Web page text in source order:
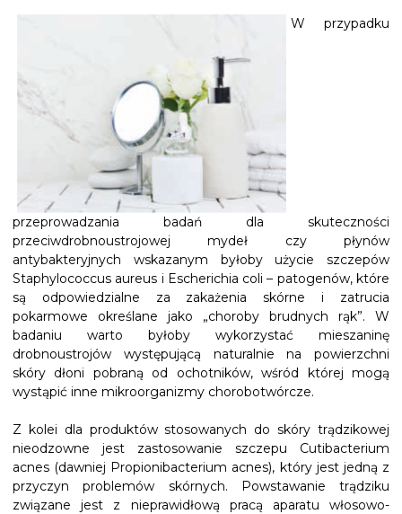
W przypadku
przeprowadzania badań dla skuteczności
przeciwdrobnoustrojowej mydeł czy płynów
antybakteryjnych wskazanym byłoby użycie szczepów
Staphylococcus aureus i Escherichia coli – patogenów, które
są odpowiedzialne za zakażenia skórne i zatrucia
pokarmowe określane jako „choroby brudnych rąk”. W
badaniu warto byłoby wykorzystać mieszaninę
drobnoustrojów występującą naturalnie na powierzchni
skóry dłoni pobraną od ochotników, wśród której mogą
wystąpić inne mikroorganizmy chorobotwórcze.
Z kolei dla produktów stosowanych do skóry trądzikowej
nieodzowne jest zastosowanie szczepu Cutibacterium
acnes (dawniej Propionibacterium acnes), który jest jedną z
przyczyn problemów skórnych. Powstawanie trądziku
związane jest z nieprawidłową pracą aparatu włosowo-